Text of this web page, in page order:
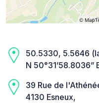
50.5330, 5.5646
N 50°31’58.8036”
39 Rue de
4130 Esneux,